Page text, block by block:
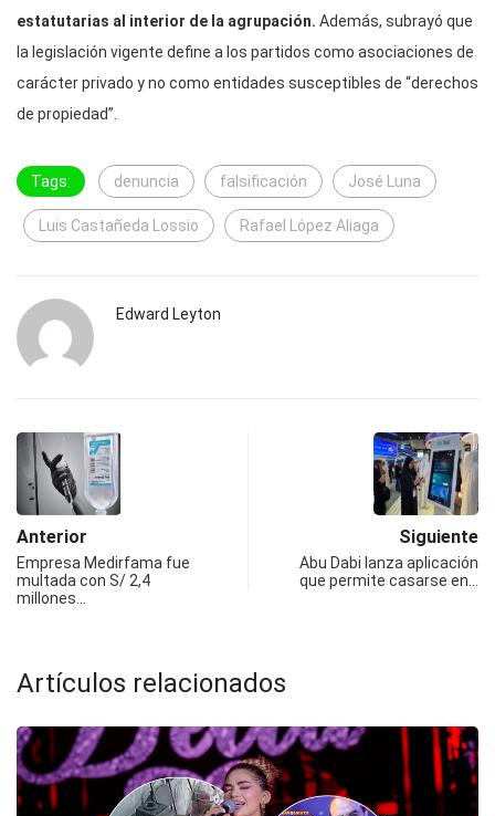
estatutarias al interior de la agrupación. Además, subrayó que
la legislación vigente define a los partidos como asociaciones de
carácter privado y no como entidades susceptibles de “derechos
de propiedad”.
Tags: denuncia falsificación José Luna
Luis Castañeda Lossio Rafael López Aliaga
Edward Leyton
Anterior
Empresa Medirfama fue
multada con S/ 2,4
millones…
Siguiente
Abu Dabi lanza aplicación
que permite casarse en…
Artículos relacionados